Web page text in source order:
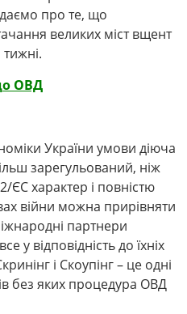
про те, що
великих міст вщент
ОВД
України умови діюча
зарегульований, ніж
ЄС характер і повністю
війни можна прирівняти
партнери
у відповідність до їхніх
і Скоупінг – це одні
без яких процедура ОВД